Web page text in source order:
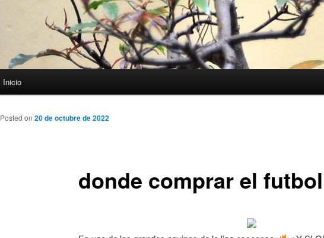
Inicio
donde comprar el futbol
Posted on 20 de octubre de 2022